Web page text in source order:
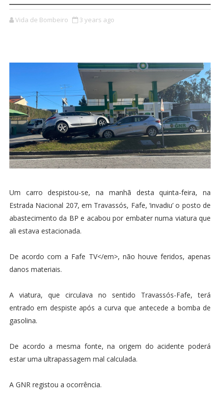
Vida de Bombeiro 3 years ago
Um carro despistou-se, na manhã desta quinta-feira, na
Estrada Nacional 207, em Travassós, Fafe, ‘invadiu’ o posto de
abastecimento da BP e acabou por embater numa viatura que
ali estava estacionada.
De acordo com a Fafe TV</em>, não houve feridos, apenas
danos materiais.
A viatura, que circulava no sentido Travassós-Fafe, terá
entrado em despiste após a curva que antecede a bomba de
gasolina.
De acordo a mesma fonte, na origem do acidente poderá
estar uma ultrapassagem mal calculada.
A GNR registou a ocorrência.